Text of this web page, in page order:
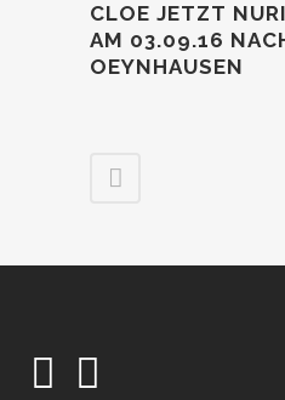
CLOE JETZT
AM 03.09.16
OEYNHAUSEN